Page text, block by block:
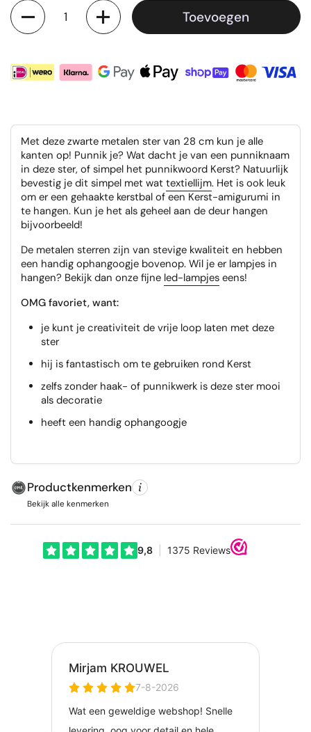
Aantal
Toevoegen
Met deze zwarte metalen ster van 28 cm kun je alle
kanten op! Punnik je? Wat dacht je van een punniknaam
in deze ster, of simpel het punnikwoord Kerst? Natuurlijk
bevestig je dit simpel met wat textiellijm. Het is ook leuk
om er een gehaakte kerstbal of een Kerst-amigurumi in
te hangen. Kun je het als geheel aan de deur hangen
bijvoorbeeld!
De metalen sterren zijn van stevige kwaliteit en hebben
een handig ophangoogje bovenop. Wil je er lampjes in
hangen? Bekijk dan onze fijne led-lampjeseens!
OMG favoriet, want:
je kunt je creativiteit de vrije loop laten met deze
ster
hij is fantastisch om te gebruiken rond Kerst
zelfs zonder haak- of punnikwerk is deze ster mooi
als decoratie
heeft een handig ophangoogje
Productkenmerken
Bekijk alle kenmerken